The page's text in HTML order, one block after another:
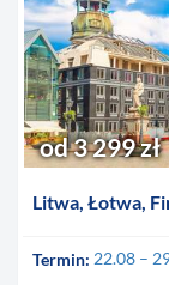
Litwa, Łotwa,
od 3 299 zł
Termin: 22.08 –